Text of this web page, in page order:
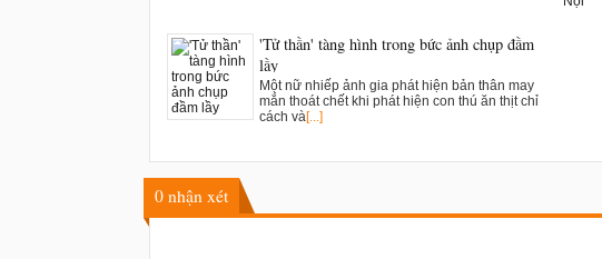
'Tử thần' tàng hình trong bức ảnh chụp đầm
lầy
Một nữ nhiếp ảnh gia phát hiện bản thân may
mắn thoát chết khi phát hiện con thú ăn thịt chỉ
cách và[...]
0 nhận xét